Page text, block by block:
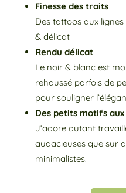
Finesse des traits
Des tattoos aux
& délicat
Rendu délicat
Le noir & blanc est
rehaussé parfois de
pour souligner
Des petits motifs
J’adore autant
audacieuses que sur
minimalistes.